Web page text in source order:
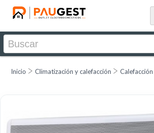
Inicio Climatización y calefacción Calefacción